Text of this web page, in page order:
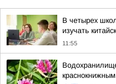
В четырех
изучать
11:55